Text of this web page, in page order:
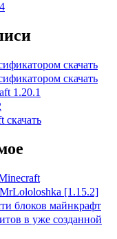
скачать
скачать
1.20.1
[1.15.2]
блоков майнкрафт
в уже созданной